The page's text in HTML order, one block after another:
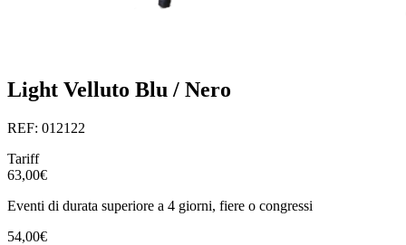
Light Velluto Blu / Nero
REF: 012122
Tariff
63,00€
Eventi di durata superiore a 4 giorni, fiere o congressi
54,00€